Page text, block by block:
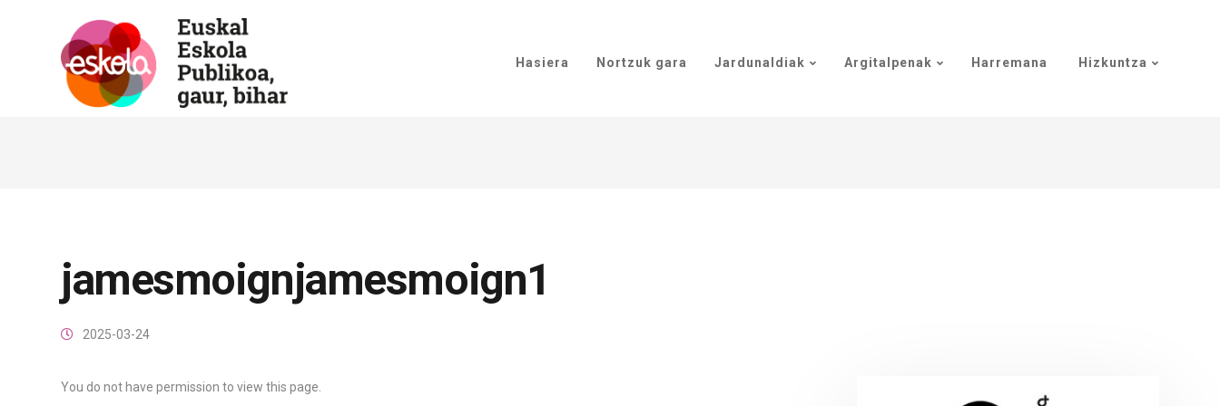
Hasiera Nortzuk gara Jardunaldiak Argitalpenak Harremana Hizkuntza
jamesmoignjamesmoign1
2025-03-24
You do not have permission to view this page.